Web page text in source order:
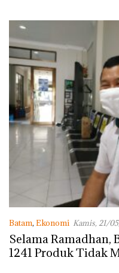
Batam, Ekonomi Kamis, 21/
Selama Ramadhan,
1241 Produk Tidak